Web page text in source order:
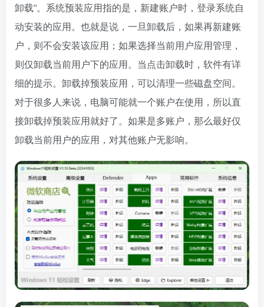
卸载”。系统预装应用指的是，新建账户时，登录系统自
动安装的应用。也就是说，一旦卸载后，如果再新建账
户，则不会安装该应用；如果选择当前用户应用管理，
则仅卸载当前用户下的应用。当点击卸载时，软件有详
细的提示。卸载掉预装应用，可以清理一些磁盘空间。
对于很多人来说，电脑可能就一个账户在使用，所以直
接卸载掉预装应用就好了。如果是多账户，那么最好仅
卸载当前用户的应用，对其他账户无影响。